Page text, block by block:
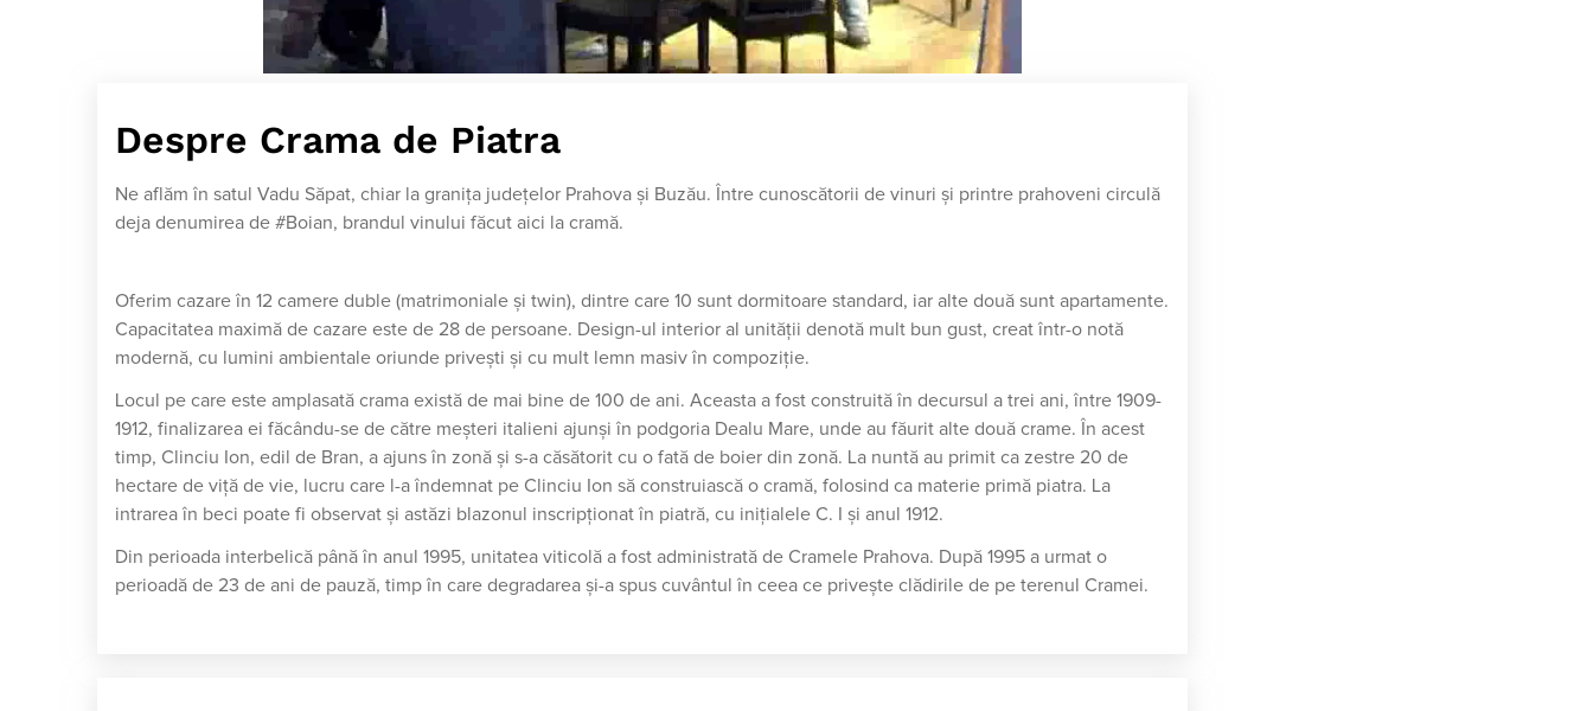
Despre Crama de Piatra
Ne aflăm în satul Vadu Săpat, chiar la granița județelor Prahova și Buzău. Între cunoscătorii de vinuri și printre prahoveni circulă
deja denumirea de #Boian, brandul vinului făcut aici la cramă.
Oferim cazare în 12 camere duble (matrimoniale și twin), dintre care 10 sunt dormitoare standard, iar alte două sunt apartamente.
Capacitatea maximă de cazare este de 28 de persoane. Design-ul interior al unității denotă mult bun gust, creat într-o notă
modernă, cu lumini ambientale oriunde privești și cu mult lemn masiv în compoziție.
Locul pe care este amplasată crama există de mai bine de 100 de ani. Aceasta a fost construită în decursul a trei ani, între 1909-
1912, finalizarea ei făcându-se de către meșteri italieni ajunși în podgoria Dealu Mare, unde au făurit alte două crame. În acest
timp, Clinciu Ion, edil de Bran, a ajuns în zonă și s-a căsătorit cu o fată de boier din zonă. La nuntă au primit ca zestre 20 de
hectare de viță de vie, lucru care l-a îndemnat pe Clinciu Ion să construiască o cramă, folosind ca materie primă piatra. La
intrarea în beci poate fi observat și astăzi blazonul inscripționat în piatră, cu inițialele C. I și anul 1912.
Din perioada interbelică până în anul 1995, unitatea viticolă a fost administrată de Cramele Prahova. După 1995 a urmat o
perioadă de 23 de ani de pauză, timp în care degradarea și-a spus cuvântul în ceea ce privește clădirile de pe terenul Cramei.